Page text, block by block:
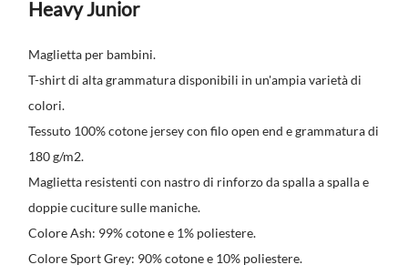
Heavy Junior
Maglietta per bambini.
T-shirt di alta grammatura disponibili in un'ampia varietà di
colori.
Tessuto 100% cotone jersey con filo open end e grammatura di
180 g/m2.
Maglietta resistenti con nastro di rinforzo da spalla a spalla e
doppie cuciture sulle maniche.
Colore Ash: 99% cotone e 1% poliestere.
Colore Sport Grey: 90% cotone e 10% poliestere.